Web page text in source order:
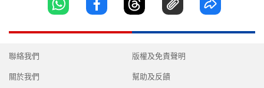
聯絡我們
關於我們
版權及免責聲明
幫助及反饋